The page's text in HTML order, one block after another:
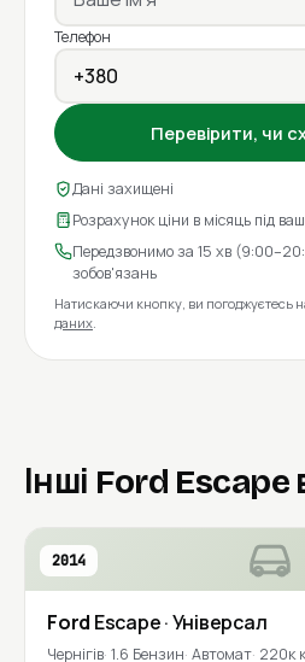
Телефон
Перевірити, чи
Дані захищені
Розрахунок ціни в місяць під
Передзвонимо за 15 хв
зобов'язань
Натискаючи кнопку, ви погоджуєтесь
даних.
Інші Ford Escape
2014
Ford Escape· Універсал
Чернігів 1.6 Бензин Автомат 220к